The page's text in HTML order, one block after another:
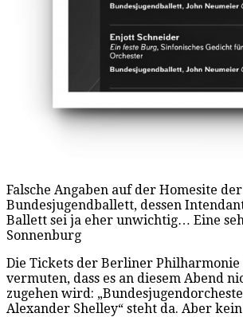
Falsche Angaben auf der Homesite
Bundesjugendballett, dessen
Ballett sei ja eher unwichtig… Eine
Sonnenburg
Die Tickets der Berliner Philharmonie
vermuten, dass es an diesem Abend
zugehen wird:
Alexander Shelley“ steht da. Aber